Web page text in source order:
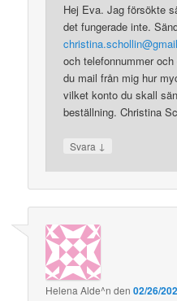
Hej Eva. Jag försökte
det fungerade inte.
och telefonnummer
du mail från mig hur
vilket konto du skall
beställning. Christina
Svara ↓
Helena Alde^n den02/26/